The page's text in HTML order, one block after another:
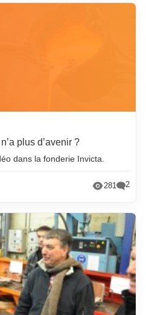
plus d’avenir ?
dans la fonderie Invicta.
281 2